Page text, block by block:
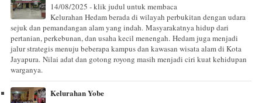
14/08/2025 - klik judul untuk membaca
Kelurahan Hedam berada di wilayah perbukitan dengan udara
sejuk dan pemandangan alam yang indah. Masyarakatnya hidup dari
pertanian, perkebunan, dan usaha kecil menengah. Hedam juga menjadi
jalur strategis menuju beberapa kampus dan kawasan wisata alam di Kota
Jayapura. Nilai adat dan gotong royong masih menjadi ciri kuat kehidupan
warganya.
Kelurahan Yobe